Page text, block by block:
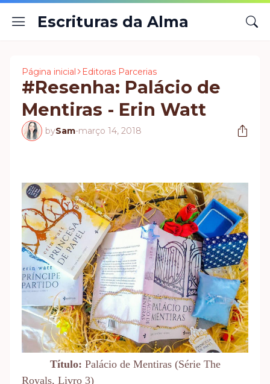
Escrituras da Alma
Página inicial Editoras Parcerias
#Resenha: Palácio de
Mentiras - Erin Watt
bySam-março 14, 2018
Título:Palácio de Mentiras (Série The
Royals, Livro 3)